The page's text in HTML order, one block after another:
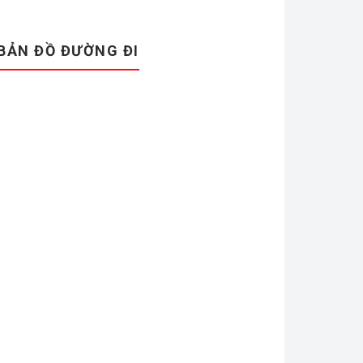
ĐỒ ĐƯỜNG ĐI